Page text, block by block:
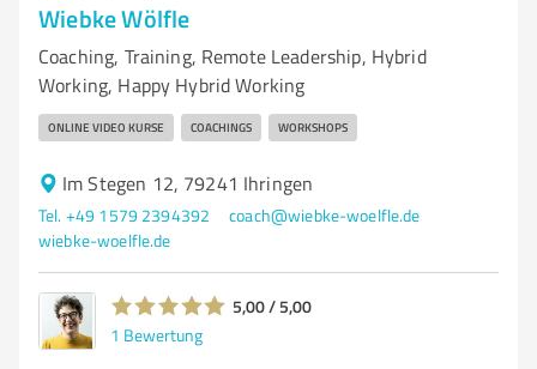
Wiebke Wölfle
Coaching, Training, Remote Leadership, Hybrid
Working, Happy Hybrid Working
ONLINE VIDEO KURSE COACHINGS WORKSHOPS
Im Stegen 12, 79241 Ihringen
Tel. +49 1579 2394392
coach@wiebke-woelfle.de
wiebke-woelfle.de
5,00 / 5,00
1 Bewertung